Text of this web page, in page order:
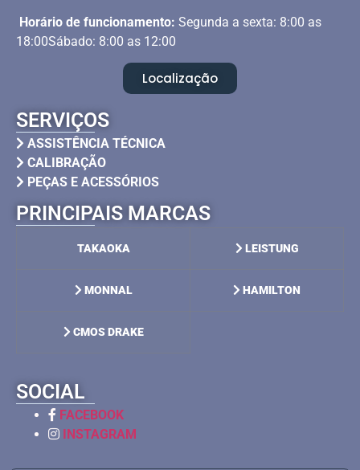
Horário de funcionamento: Segunda a sexta: 8:00 as
18:00Sábado: 8:00 as 12:00
Localização
SERVIÇOS
ASSISTÊNCIA TÉCNICA
CALIBRAÇÃO
PEÇAS E ACESSÓRIOS
PRINCIPAIS MARCAS
TAKAOKA LEISTUNG
MONNAL HAMILTON
CMOS DRAKE
SOCIAL
FACEBOOK
INSTAGRAM